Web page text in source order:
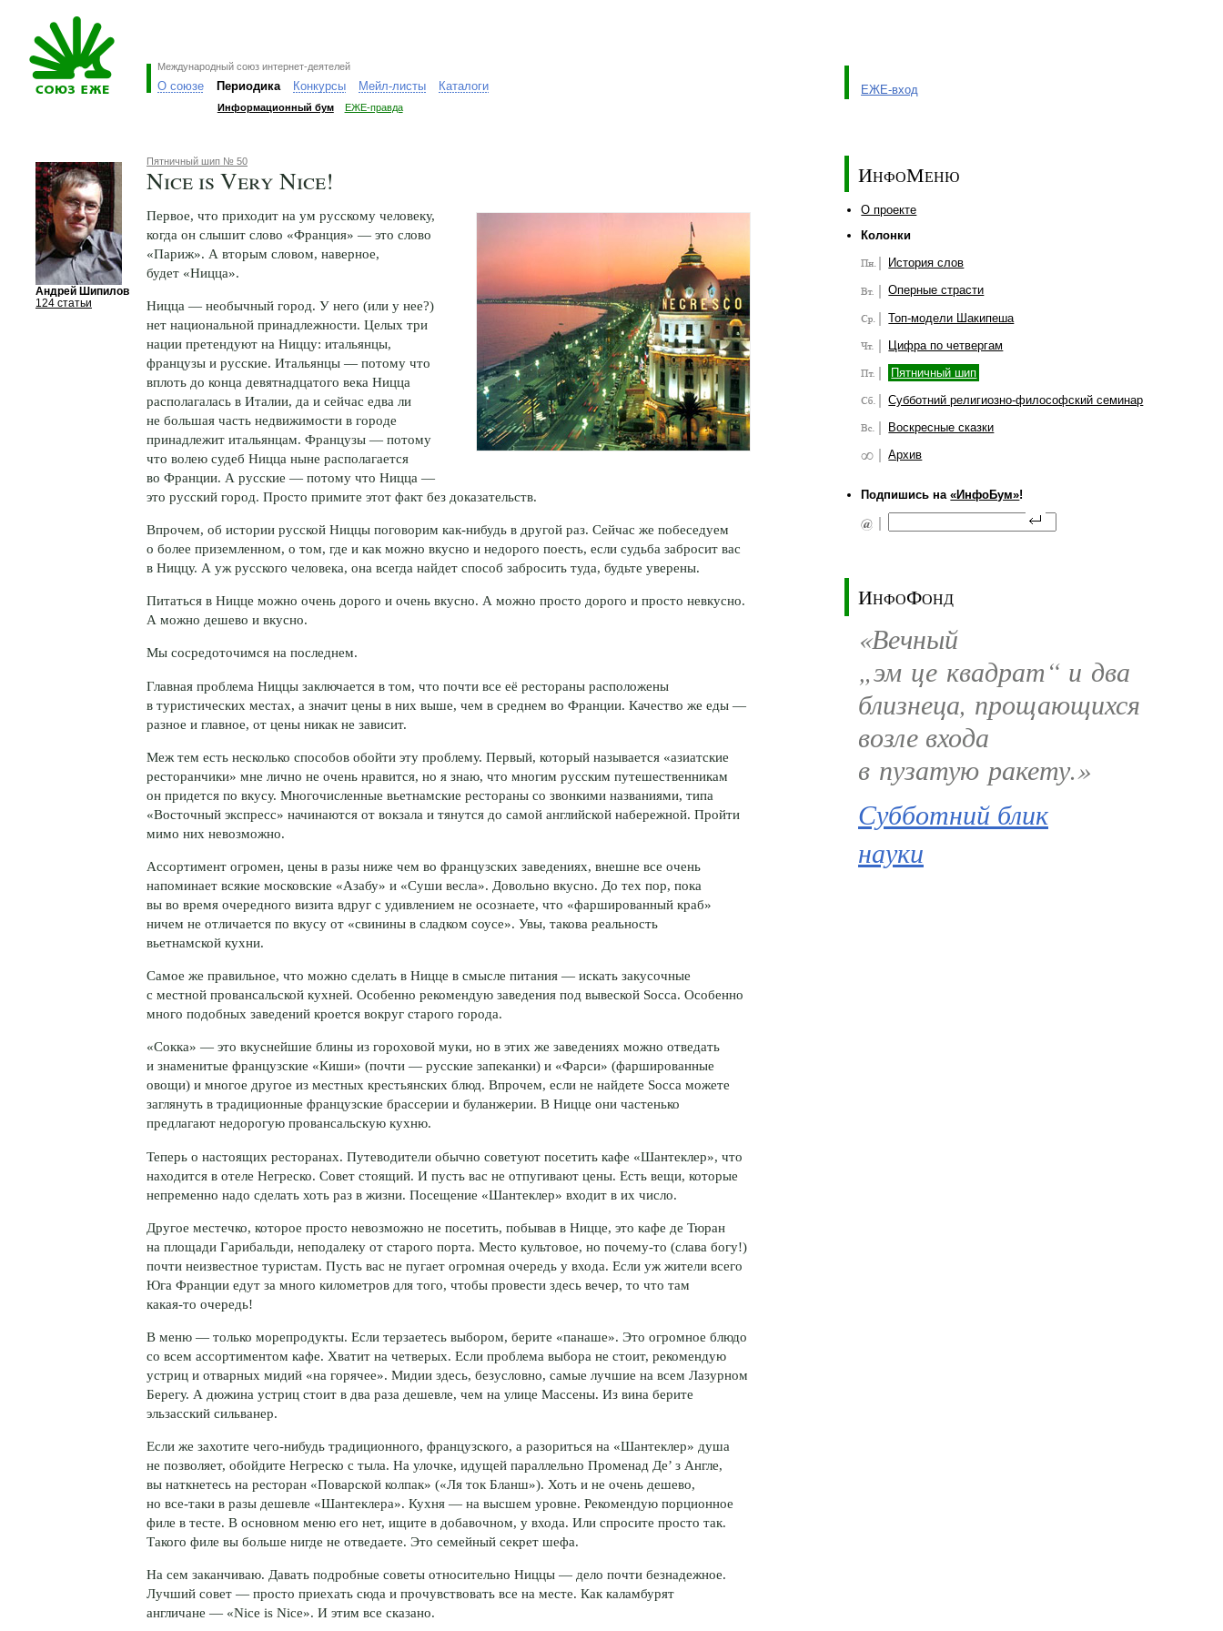
Международный союз интернет-деятелей
О союзе Периодика Конкурсы Мейл-листы Каталоги
Информационный бум ЕЖЕ-правда
ЕЖЕ-вход
Андрей Шипилов
124 статьи
Пятничный шип № 50
Nice is Very Nice!
Первое, что приходит на ум русскому человеку,
когда он слышит слово «Франция» — это слово
«Париж». А вторым словом, наверное,
будет «Ницца».
Ницца — необычный город. У него (или у нее?)
нет национальной принадлежности. Целых три
нации претендуют на Ниццу: итальянцы,
французы и русские. Итальянцы — потому что
вплоть до конца девятнадцатого века Ницца
располагалась в Италии, да и сейчас едва ли
не большая часть недвижимости в городе
принадлежит итальянцам. Французы — потому
что волею судеб Ницца ныне располагается
во Франции. А русские — потому что Ницца —
это русский город. Просто примите этот факт без доказательств.
Впрочем, об истории русской Ниццы поговорим как-нибудь в другой раз. Сейчас же побеседуем
о более приземленном, о том, где и как можно вкусно и недорого поесть, если судьба забросит вас
в Ниццу. А уж русского человека, она всегда найдет способ забросить туда, будьте уверены.
Питаться в Ницце можно очень дорого и очень вкусно. А можно просто дорого и просто невкусно.
А можно дешево и вкусно.
Мы сосредоточимся на последнем.
Главная проблема Ниццы заключается в том, что почти все её рестораны расположены
в туристических местах, а значит цены в них выше, чем в среднем во Франции. Качество же еды —
разное и главное, от цены никак не зависит.
Меж тем есть несколько способов обойти эту проблему. Первый, который называется «азиатские
ресторанчики» мне лично не очень нравится, но я знаю, что многим русским путешественникам
он придется по вкусу. Многочисленные вьетнамские рестораны со звонкими названиями, типа
«Восточный экспресс» начинаются от вокзала и тянутся до самой английской набережной. Пройти
мимо них невозможно.
Ассортимент огромен, цены в разы ниже чем во французских заведениях, внешне все очень
напоминает всякие московские «Азабу» и «Суши весла». Довольно вкусно. До тех пор, пока
вы во время очередного визита вдруг с удивлением не осознаете, что «фаршированный краб»
ничем не отличается по вкусу от «свинины в сладком соусе». Увы, такова реальность
вьетнамской кухни.
Самое же правильное, что можно сделать в Ницце в смысле питания — искать закусочные
с местной провансальской кухней. Особенно рекомендую заведения под вывеской Socca. Особенно
много подобных заведений кроется вокруг старого города.
«Сокка» — это вкуснейшие блины из гороховой муки, но в этих же заведениях можно отведать
и знаменитые французские «Киши» (почти — русские запеканки) и «Фарси» (фаршированные
овощи) и многое другое из местных крестьянских блюд. Впрочем, если не найдете Socca можете
заглянуть в традиционные французские брассерии и буланжерии. В Ницце они частенько
предлагают недорогую провансальскую кухню.
Теперь о настоящих ресторанах. Путеводители обычно советуют посетить кафе «Шантеклер», что
находится в отеле Негреско. Совет стоящий. И пусть вас не отпугивают цены. Есть вещи, которые
непременно надо сделать хоть раз в жизни. Посещение «Шантеклер» входит в их число.
Другое местечко, которое просто невозможно не посетить, побывав в Ницце, это кафе де Тюран
на площади Гарибальди, неподалеку от старого порта. Место культовое, но почему-то (слава богу!)
почти неизвестное туристам. Пусть вас не пугает огромная очередь у входа. Если уж жители всего
Юга Франции едут за много километров для того, чтобы провести здесь вечер, то что там
какая-то очередь!
В меню — только морепродукты. Если терзаетесь выбором, берите «панаше». Это огромное блюдо
со всем ассортиментом кафе. Хватит на четверых. Если проблема выбора не стоит, рекомендую
устриц и отварных мидий «на горячее». Мидии здесь, безусловно, самые лучшие на всем Лазурном
Берегу. А дюжина устриц стоит в два раза дешевле, чем на улице Массены. Из вина берите
эльзасский сильванер.
Если же захотите чего-нибудь традиционного, французского, а разориться на «Шантеклер» душа
не позволяет, обойдите Негреско с тыла. На улочке, идущей параллельно Променад Де’ з Англе,
вы наткнетесь на ресторан «Поварской колпак» («Ля ток Бланш»). Хоть и не очень дешево,
но все-таки в разы дешевле «Шантеклера». Кухня — на высшем уровне. Рекомендую порционное
филе в тесте. В основном меню его нет, ищите в добавочном, у входа. Или спросите просто так.
Такого филе вы больше нигде не отведаете. Это семейный секрет шефа.
На сем заканчиваю. Давать подробные советы относительно Ниццы — дело почти безнадежное.
Лучший совет — просто приехать сюда и прочувствовать все на месте. Как каламбурят
англичане — «Nice is Nice». И этим все сказано.
ИнфоМеню
О проекте
Колонки
История слов
Оперные страсти
Топ-модели Шакипеша
Цифра по четвергам
Пятничный шип
Субботний религиозно-философский семинар
Воскресные сказки
Архив
Подпишись на«ИнфоБум»!
ИнфоФонд
«Вечный
„эм це квадрат“ и два
близнеца, прощающихся
возле входа
в пузатую ракету.»
Субботний блик
науки